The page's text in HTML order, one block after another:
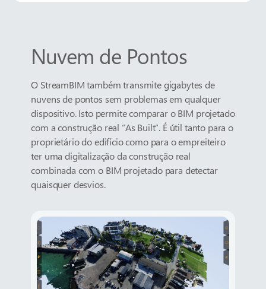
Nuvem de Pontos
O StreamBIM também transmite gigabytes de
nuvens de pontos sem problemas em qualquer
dispositivo. Isto permite comparar o BIM projetado
com a construção real “As Built”. É útil tanto para o
proprietário do edifício como para o empreiteiro
ter uma digitalização da construção real
combinada com o BIM projetado para detectar
quaisquer desvios.